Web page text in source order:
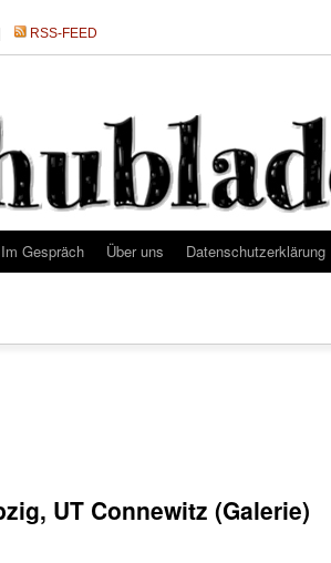
RSS-FEED
Im Gespräch Über uns Datenschutzerklärung
UT Connewitz (Galerie)